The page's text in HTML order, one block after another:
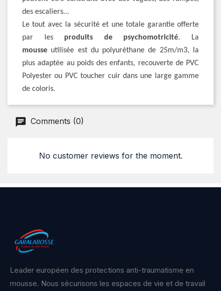
des escaliers...
Le tout avec la sécurité et une totale garantie offerte
par les produits de psychomotricité. La
mousse utilisée est du polyuréthane de 25m/m3, la
plus adaptée au poids des enfants, recouverte de PVC
Polyester ou PVC toucher cuir dans une large gamme
de coloris.
Comments (0)
No customer reviews for the moment.
Leader européen des protections anti-traumatisme en
mousse. Nous sécurisons les espaces de vie et de travail